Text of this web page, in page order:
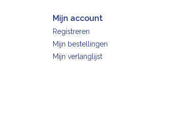
Mijn account
Registreren
Mijn bestellingen
Mijn verlanglijst